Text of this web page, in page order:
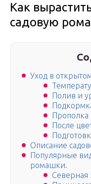
Как
садовую
Уход в
Полив и
Прополка
После
Описание
Популярные
ромашки.
Северная